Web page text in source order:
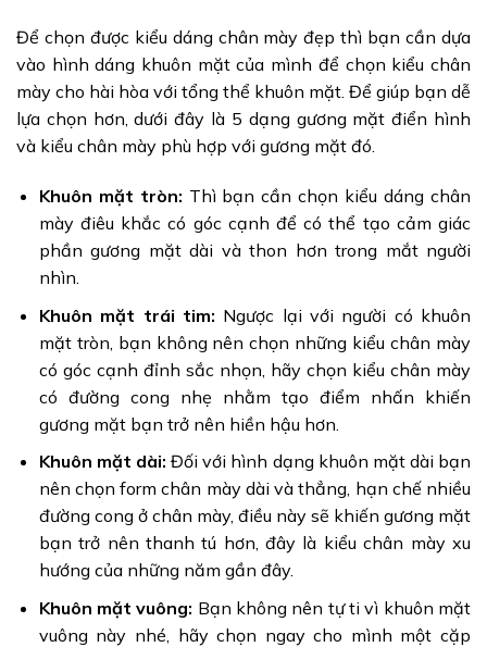
Để chọn được kiểu dáng chân mày đẹp thì bạn cần dựa
vào hình dáng khuôn mặt của mình để chọn kiểu chân
mày cho hài hòa với tổng thể khuôn mặt. Để giúp bạn dễ
lựa chọn hơn, dưới đây là 5 dạng gương mặt điển hình
và kiểu chân mày phù hợp với gương mặt đó.
Khuôn mặt tròn: Thì bạn cần chọn kiểu dáng chân
mày điêu khắc có góc cạnh để có thể tạo cảm giác
phần gương mặt dài và thon hơn trong mắt người
nhìn.
Khuôn mặt trái tim: Ngược lại với người có khuôn
mặt tròn, bạn không nên chọn những kiểu chân mày
có góc cạnh đỉnh sắc nhọn, hãy chọn kiểu chân mày
có đường cong nhẹ nhằm tạo điểm nhấn khiến
gương mặt bạn trở nên hiền hậu hơn.
Khuôn mặt dài: Đối với hình dạng khuôn mặt dài bạn
nên chọn form chân mày dài và thẳng, hạn chế nhiều
đường cong ở chân mày, điều này sẽ khiến gương mặt
bạn trở nên thanh tú hơn, đây là kiểu chân mày xu
hướng của những năm gần đây.
Khuôn mặt vuông: Bạn không nên tự ti vì khuôn mặt
vuông này nhé, hãy chọn ngay cho mình một cặp